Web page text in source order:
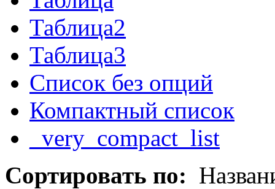
Таблица2
Таблица3
Список без опций
Компактный список
_very_compact_list
Сортировать по: